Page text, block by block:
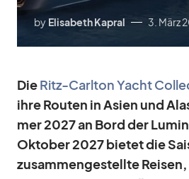
by Elisabeth Kapral 3. März
DieRitz-Carl­ton Yacht
ihre Rou­ten in Asien und
mer 2027 an Bord der
Ok­to­ber 2027 bie­tet die
zu­sam­men­ge­stellte